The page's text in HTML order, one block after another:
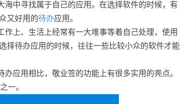
中寻找属于自己的应用。在选择软件的时候，有
又好用的待办应用。
上、生活上经常有一大堆事等着自己处理，使用
择待办应用的时候，往往一些比较小众的软件才能
应用相比，敬业签的功能上有很多实用的亮点。
一。